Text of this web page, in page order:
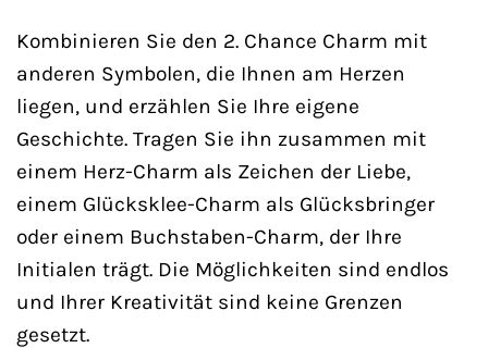
Kombinieren Sie den 2. Chance Charm mit
anderen Symbolen, die Ihnen am Herzen
liegen, und erzählen Sie Ihre eigene
Geschichte. Tragen Sie ihn zusammen mit
einem Herz-Charm als Zeichen der Liebe,
einem Glücksklee-Charm als Glücksbringer
oder einem Buchstaben-Charm, der Ihre
Initialen trägt. Die Möglichkeiten sind endlos
und Ihrer Kreativität sind keine Grenzen
gesetzt.